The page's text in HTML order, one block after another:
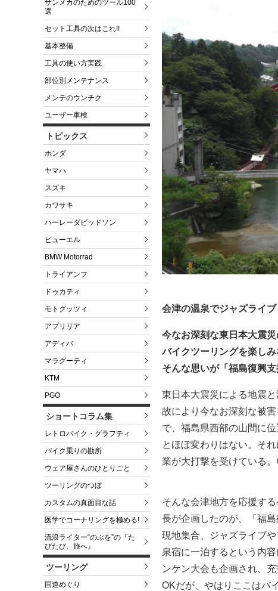
サンメカのためのツール100
選
セット工具の次はこれ!!
基本整備
工具の使い方実践
部位別メンテナンス
メンテのウンチク
ユーザー車検
トピックス
ホンダ
ヤマハ
スズキ
カワサキ
ハーレーダビッドソン
ビューエル
BMW Motorrad
トライアンフ
ドゥカティ
モトグッツィ
アプリリア
アディバ
マラグーティ
KTM
PGO
ショートコラム集
レトロバイク・グラフティ
バイク乗りの勘所
ウェア屋さんのひとりごと
ツーリングのつぼ
カスタムの真面目な話
医学でコーナリングを極める!
流浪ライター“のぶを”の『た
びたび、旅へ』
ツーリング
国道めぐり
会津の温泉でジャズライ
今なお深刻な東日本大震
バイクツーリングを楽し
そんな思いが「福島復興
東日本大震災による地震
故により今なお深刻な被
で、福島県西部の山間に
とほぼ変わりはない。そ
業が大打撃を受けている。
そんな会津地方を応援す
長が企画したのが、「福
現地集合、ジャズライブ
泉宿に一泊するという内
ンケン大会も企画され、
OKだが、やはりここはバ